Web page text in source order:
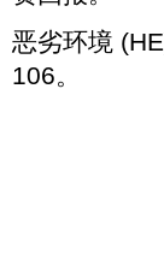
恶劣环境
106。